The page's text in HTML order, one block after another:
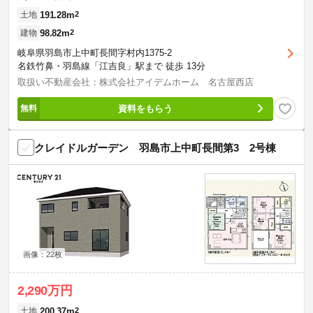
土地 191.28m2
建物 98.82m2
岐阜県羽島市上中町長間字村内1375-2
名鉄竹鼻・羽島線「江吉良」駅まで 徒歩 13分
取扱い不動産会社：株式会社アイデムホーム 名古屋西店
資料をもらう
クレイドルガーデン 羽島市上中町長間第3 2号棟
画像：22枚
2,290万円
2